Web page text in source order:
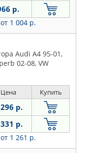
р.
от 1 004 р.
Audi A4 95-01,
02-08, VW
Цена Купить
р.
р.
от 1 261 р.